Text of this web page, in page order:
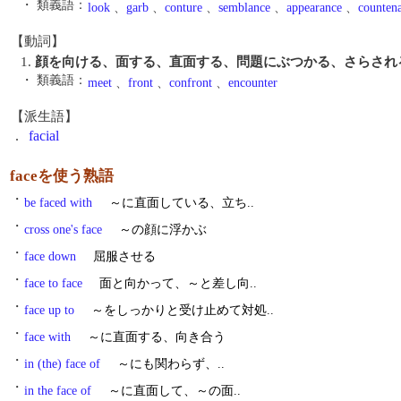
・ 類義語： look 、 garb 、 conture 、 semblance 、 appearance 、
【動詞】
1. 顔を向ける、面する、直面する、問題にぶつかる、さらされ
・ 類義語： meet 、 front 、 confront 、 encounter
【派生語】
. facial
faceを使う熟語
・ be faced with
～に直面している、立ち..
・ cross one's face
～の顔に浮かぶ
・ face down
屈服させる
・ face to face
面と向かって、～と差し向..
・ face up to
～をしっかりと受け止めて対処..
・ face with
～に直面する、向き合う
・ in (the) face of
～にも関わらず、..
・ in the face of
～に直面して、～の面..